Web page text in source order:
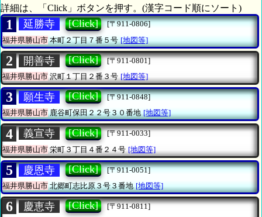
詳細は、「Click」ボタンを押す。(漢字コード順にソート)
1 延勝寺 [Click]
[〒911-0806]
福井県勝山市本町２丁目７番５号 [地図等]
2 開善寺 [Click]
[〒911-0801]
福井県勝山市沢町１丁目２番３号 [地図等]
3 願生寺 [Click]
[〒911-0848]
福井県勝山市鹿谷町保田２２号３０番地 [地図等]
4 義宣寺 [Click]
[〒911-0033]
福井県勝山市 栄町３丁目４番２４号 [地図等]
5 慶恩寺 [Click]
[〒911-0051]
福井県勝山市北郷町志比原３号３番地 [地図等]
6 慶恵寺 [Click]
[〒911-0811]